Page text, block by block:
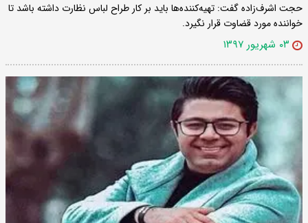
حجت اشرف‌زاده گفت: تهیه‌کننده‌ها باید بر کار طراح لباس نظارت داشته باشد تا
خواننده مورد قضاوت قرار نگیرد.
۰۳ شهریور ۱۳۹۷